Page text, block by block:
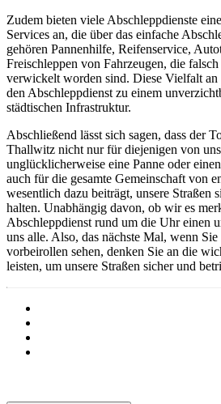
Zudem bieten viele Abschleppdienste
Services an, die über das einfache
gehören Pannenhilfe, Reifenservice,
Freischleppen von Fahrzeugen, die
verwickelt worden sind. Diese Vielfalt an
den Abschleppdienst zu einem
städtischen Infrastruktur.
Abschließend lässt sich sagen, dass der
Thallwitz nicht nur für diejenigen von
unglücklicherweise eine Panne oder
auch für die gesamte Gemeinschaft von
wesentlich dazu beiträgt, unsere Straßen
halten. Unabhängig davon, ob wir es
Abschleppdienst rund um die Uhr einen
uns alle. Also, das nächste Mal, wenn
vorbeirollen sehen, denken Sie an die
leisten, um unsere Straßen sicher und